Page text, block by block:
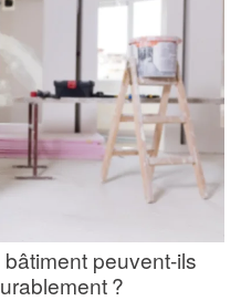
peuvent-ils
?